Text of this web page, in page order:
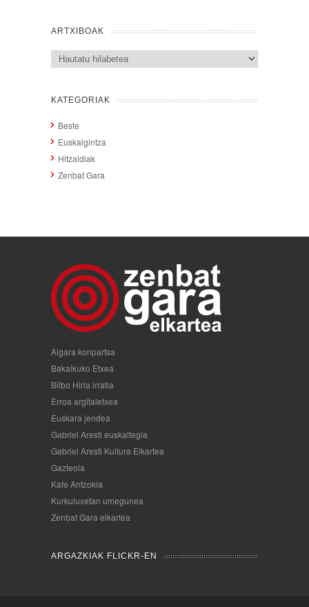
ARTXIBOAK
Artxiboak
KATEGORIAK
Beste
Euskalgintza
Hitzaldiak
Zenbat Gara
Algara konpartsa
Bakaikuko Etxea
Bilbo Hiria irratia
Erroa argitaletxea
Euskara jendea
Gabriel Aresti euskaltegia
Gabriel Aresti Kultura Elkartea
Gazteola
Kafe Antzokia
Kurkuluxetan umegunea
Zenbat Gara elkartea
ARGAZKIAK FLICKR-EN